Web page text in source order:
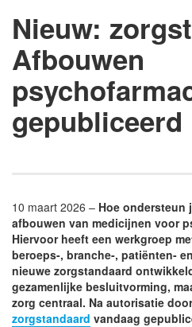
Nieuw:
Afbouwen
gepubliceerd
10 maart 2026 – Hoe ondersteun
afbouwen van medicijnen voor
Hiervoor heeft een werkgroep
beroeps-, branche-, patiënten-
nieuwe zorgstandaard
gezamenlijke besluitvorming,
zorg centraal. Na autorisatie
zorgstandaard vandaag